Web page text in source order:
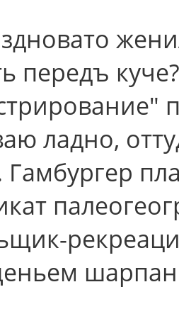
передъ
ладно,
Гамбургер